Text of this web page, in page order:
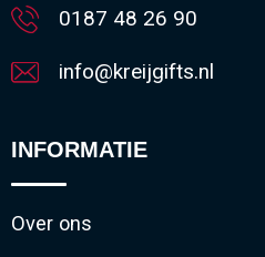
0187 48 26 90
info@kreijgifts.nl
INFORMATIE
Over ons